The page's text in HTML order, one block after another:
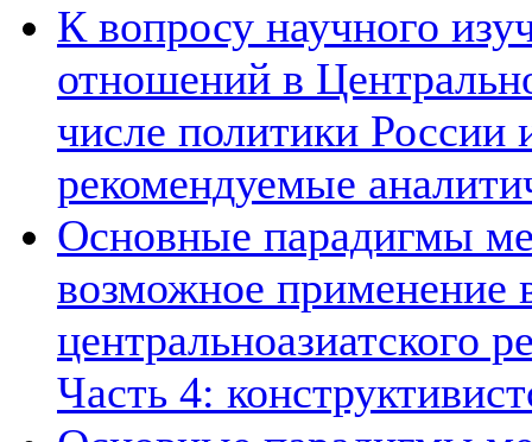
К вопросу научного
отношений в
числе политики России
рекомендуемые
Основные парадигмы
возможное применение
центральноазиатского
Часть 4: